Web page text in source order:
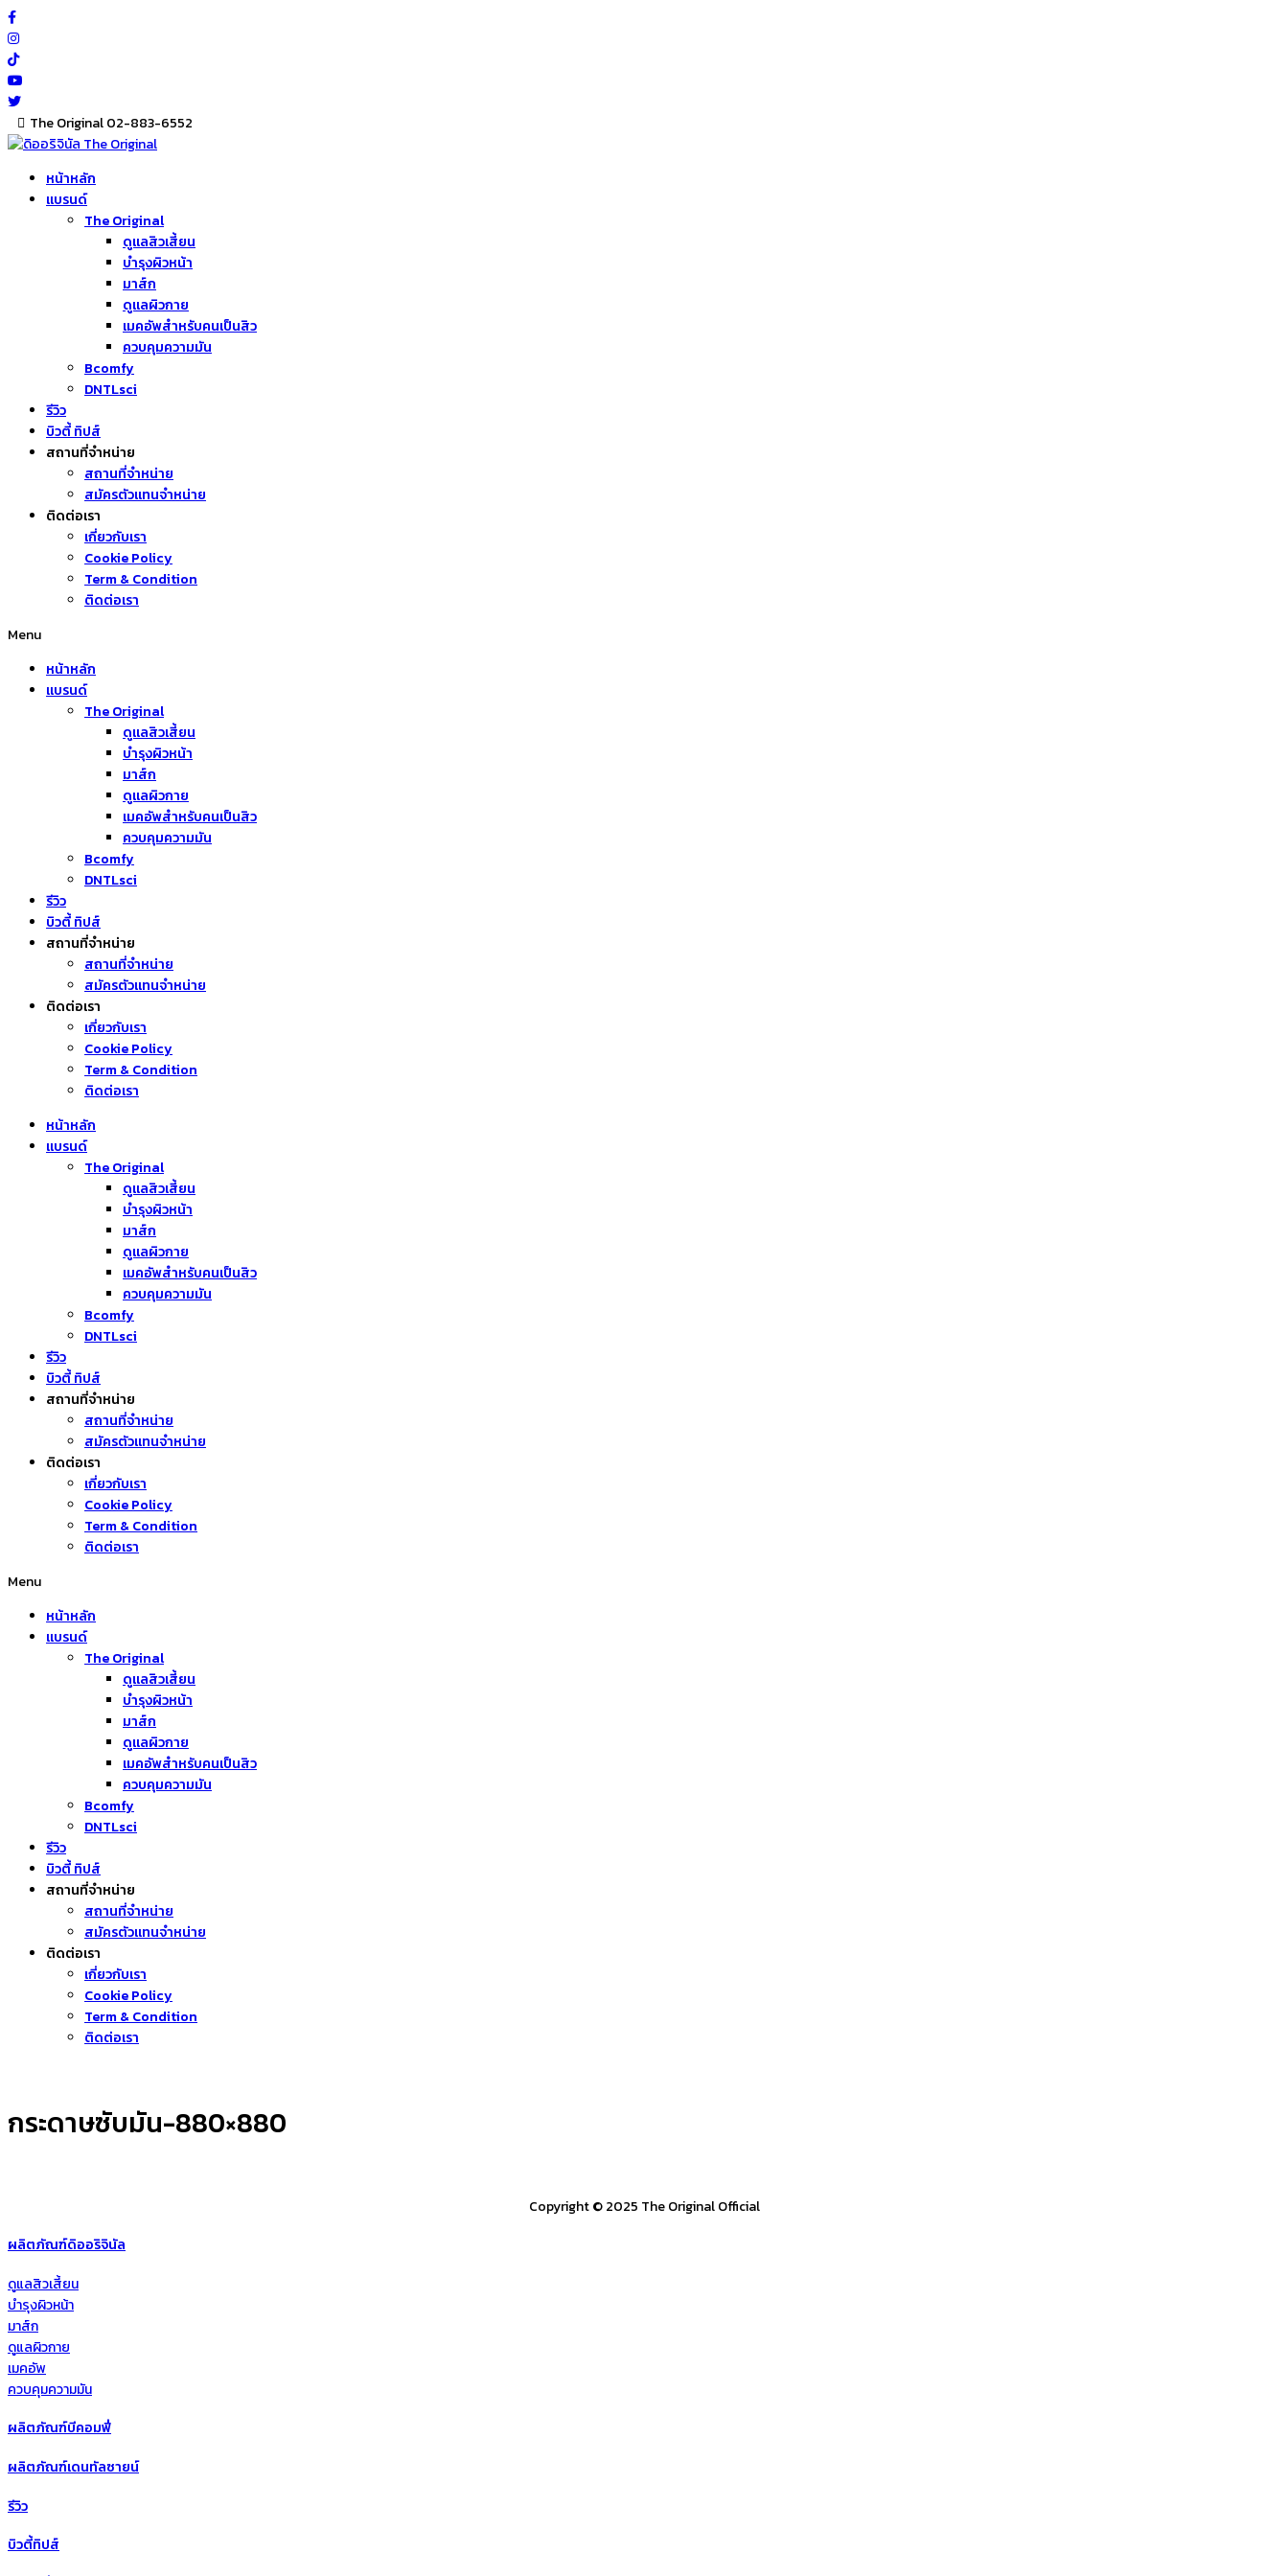
Skip
to
content
The Original 02-883-6552
หน้าหลัก
แบรนด์
The Original
ดูแลสิวเสี้ยน
บำรุงผิวหน้า
มาส์ก
ดูแลผิวกาย
เมคอัพสำหรับคนเป็นสิว
ควบคุมความมัน
Bcomfy
DNTLsci
รีวิว
บิวตี้ ทิปส์
สถานที่จำหน่าย
สถานที่จำหน่าย
สมัครตัวแทนจำหน่าย
ติดต่อเรา
เกี่ยวกับเรา
Cookie Policy
Term & Condition
ติดต่อเรา
Menu
หน้าหลัก
แบรนด์
The Original
ดูแลสิวเสี้ยน
บำรุงผิวหน้า
มาส์ก
ดูแลผิวกาย
เมคอัพสำหรับคนเป็นสิว
ควบคุมความมัน
Bcomfy
DNTLsci
รีวิว
บิวตี้ ทิปส์
สถานที่จำหน่าย
สถานที่จำหน่าย
สมัครตัวแทนจำหน่าย
ติดต่อเรา
เกี่ยวกับเรา
Cookie Policy
Term & Condition
ติดต่อเรา
หน้าหลัก
แบรนด์
The Original
ดูแลสิวเสี้ยน
บำรุงผิวหน้า
มาส์ก
ดูแลผิวกาย
เมคอัพสำหรับคนเป็นสิว
ควบคุมความมัน
Bcomfy
DNTLsci
รีวิว
บิวตี้ ทิปส์
สถานที่จำหน่าย
สถานที่จำหน่าย
สมัครตัวแทนจำหน่าย
ติดต่อเรา
เกี่ยวกับเรา
Cookie Policy
Term & Condition
ติดต่อเรา
Menu
หน้าหลัก
แบรนด์
The Original
ดูแลสิวเสี้ยน
บำรุงผิวหน้า
มาส์ก
ดูแลผิวกาย
เมคอัพสำหรับคนเป็นสิว
ควบคุมความมัน
Bcomfy
DNTLsci
รีวิว
บิวตี้ ทิปส์
สถานที่จำหน่าย
สถานที่จำหน่าย
สมัครตัวแทนจำหน่าย
ติดต่อเรา
เกี่ยวกับเรา
Cookie Policy
Term & Condition
ติดต่อเรา
กระดาษซับมัน-880×880
Copyright © 2025 The Original Official
ผลิตภัณฑ์ดิออริจินัล
ดูแลสิวเสี้ยน
บำรุงผิวหน้า
มาส์ก
ดูแลผิวกาย
เมคอัพ
ควบคุมความมัน
ผลิตภัณฑ์บีคอมฟี่
ผลิตภัณฑ์เดนทัลซายน์
รีวิว
บิวตี้ทิปส์